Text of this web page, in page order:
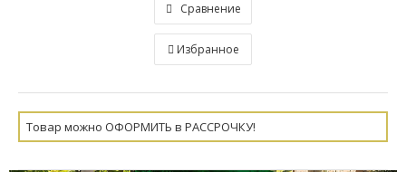
Сравнение
Избранное
Товар можно ОФОРМИТЬ в РАССРОЧКУ!